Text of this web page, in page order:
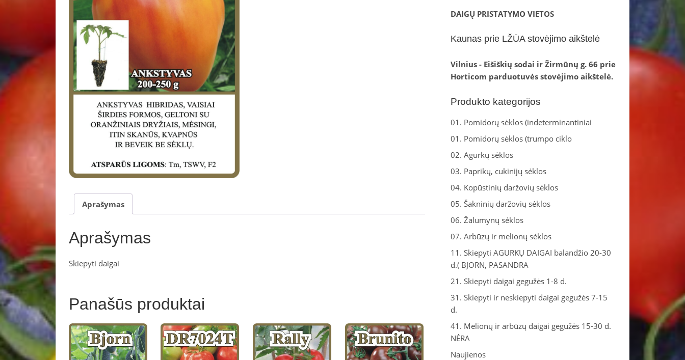
Aprašymas
Aprašymas
Skiepyti daigai
Panašūs produktai
DAIGŲ PRISTATYMO VIETOS
Kaunas prie LŽŪA stovėjimo aikštelė
Vilnius - Eišiškių sodai ir Žirmūnų g. 66 prie
Horticom parduotuvės stovėjimo aikštelė.
Produkto kategorijos
01. Pomidorų sėklos (indeterminantiniai
01. Pomidorų sėklos (trumpo ciklo
02. Agurkų sėklos
03. Paprikų, cukinijų sėklos
04. Kopūstinių daržovių sėklos
05. Šakninių daržovių sėklos
06. Žalumynų sėklos
07. Arbūzų ir melionų sėklos
11. Skiepyti AGURKŲ DAIGAI balandžio 20-30
d.( BJORN, PASANDRA
21. Skiepyti daigai gegužės 1-8 d.
31. Skiepyti ir neskiepyti daigai gegužės 7-15
d.
41. Melionų ir arbūzų daigai gegužės 15-30 d.
NĖRA
Naujienos